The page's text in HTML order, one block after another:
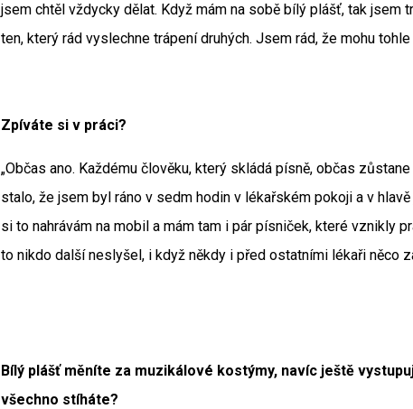
jsem chtěl vždycky dělat. Když mám na sobě bílý plášť, tak jsem
ten, který rád vyslechne trápení druhých. Jsem rád, že mohu tohle
Zpíváte si v práci?
„Občas ano. Každému člověku, který skládá písně, občas
stalo, že jsem byl ráno v sedm hodin v lékařském pokoji a v
si to nahrávám na mobil a mám tam i pár písniček, které vznikly
to nikdo další neslyšel, i když někdy i před ostatními lékaři něco
Bílý plášť měníte za muzikálové kostýmy, navíc ještě
všechno stíháte?